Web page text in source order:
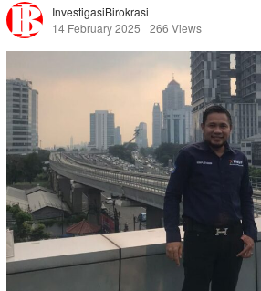
InvestigasiBirokrasi
14 February 2025
266 Views